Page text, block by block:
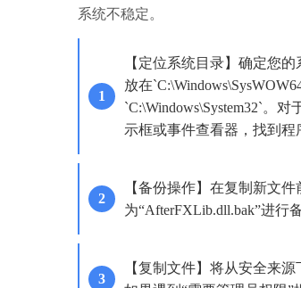
系统不稳定。
【定位系统目录】确定您
放在
`C:\Windows\System32`。
示框或事件查看器，找到程
【备份操作】在复制新文
为“AfterFXLib.dll.bak”进行
【复制文件】将从安全来